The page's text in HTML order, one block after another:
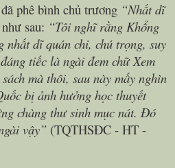
bình chủ trương “Nhất dĩ
sau: “Tôi nghĩ rằng Khổng
dĩ quán chi, chú trọng, suy
tiếc là ngài đem chữ Xem
mà thôi, sau này mấy nghìn
bị ảnh hưởng học thuyết
chàng thư sinh mục nát. Đó
vậy” (TQTHSĐC - HT -